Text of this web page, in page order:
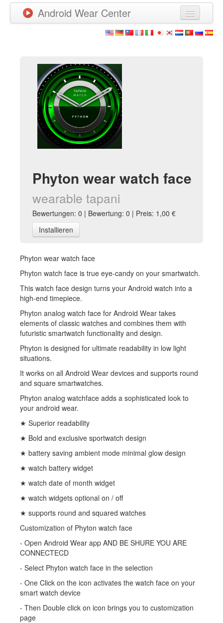
Android Wear Center
Spiele
Neue Apps
Watchfaces
Mehr
Phyton wear watch face
wearable tapani
Bewertungen: 0 | Bewertung: 0 | Preis: 1,00 €
Installieren
Phyton wear watch face
Phyton watch face is true eye-candy on your smartwatch.
This watch face design turns your Android watch into a
high-end timepiece.
Phyton analog watch face for Android Wear takes
elements of classic watches and combines them with
futuristic smartwatch functionality and design.
Phyton is designed for ultimate readability in low light
situations.
It works on all Android Wear devices and supports round
and square smartwatches.
Phyton analog watchface adds a sophisticated look to
your android wear.
★ Superior readability
★ Bold and exclusive sportwatch design
★ battery saving ambient mode minimal glow design
★ watch battery widget
★ watch date of month widget
★ watch widgets optional on / off
★ supports round and squared watches
Customization of Phyton watch face
- Open Android Wear app AND BE SHURE YOU ARE
CONNECTECD
- Select Phyton watch face in the selection
- One Click on the icon activates the watch face on your
smart watch device
- Then Double click on icon brings you to customization
page